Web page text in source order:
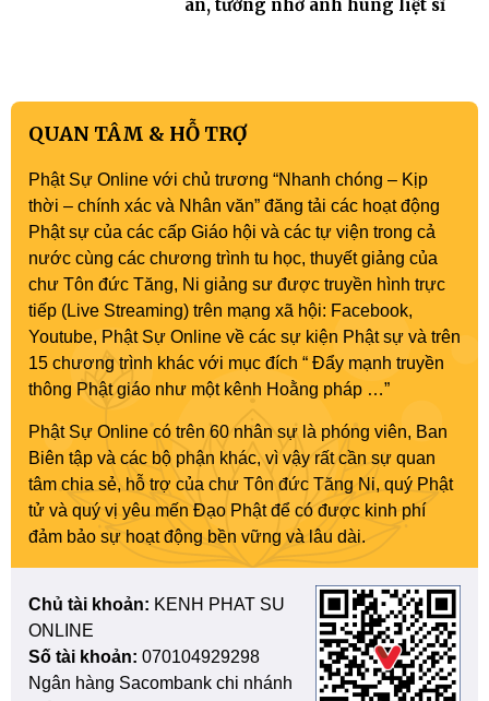
ân, tưởng nhớ anh hùng liệt sĩ
QUAN TÂM & HỖ TRỢ
Phật Sự Online với chủ trương “Nhanh chóng – Kịp
thời – chính xác và Nhân văn” đăng tải các hoạt động
Phật sự của các cấp Giáo hội và các tự viện trong cả
nước cùng các chương trình tu học, thuyết giảng của
chư Tôn đức Tăng, Ni giảng sư được truyền hình trực
tiếp (Live Streaming) trên mạng xã hội: Facebook,
Youtube, Phật Sự Online về các sự kiện Phật sự và trên
15 chương trình khác với mục đích “ Đẩy mạnh truyền
thông Phật giáo như một kênh Hoằng pháp …”
Phật Sự Online có trên 60 nhân sự là phóng viên, Ban
Biên tập và các bộ phận khác, vì vậy rất cần sự quan
tâm chia sẻ, hỗ trợ của chư Tôn đức Tăng Ni, quý Phật
tử và quý vị yêu mến Đạo Phật để có được kinh phí
đảm bảo sự hoạt động bền vững và lâu dài.
Chủ tài khoản: KENH PHAT SU
ONLINE
Số tài khoản: 070104929298
Ngân hàng Sacombank chi nhánh